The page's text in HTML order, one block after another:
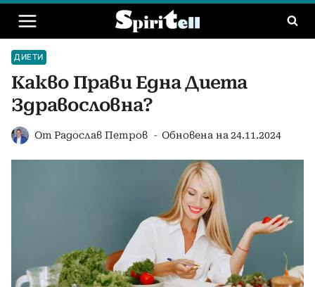
Към
съдържанието
ДИЕТИ
Какво Прави Една Диета
Здравословна?
От Радослав Петров Обновена на 24.11.2024